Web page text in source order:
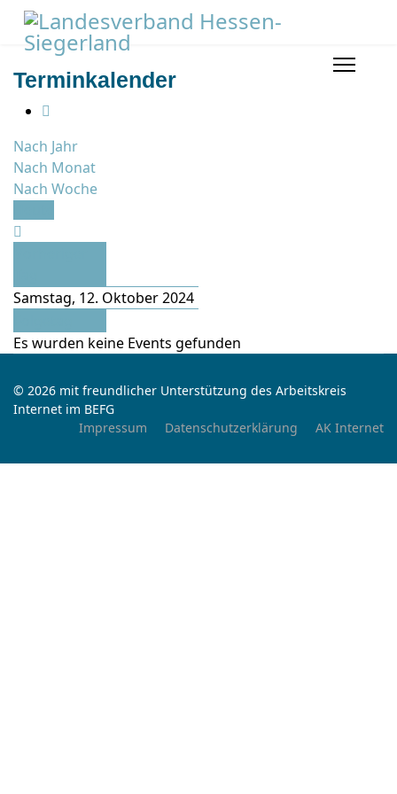
Terminkalender
Nach Jahr
Nach Monat
Nach Woche
Samstag, 12. Oktober 2024
Es wurden keine Events gefunden
© 2026 mit freundlicher Unterstützung des Arbeitskreis
Internet im BEFG
Impressum
Datenschutzerklärung AK Internet